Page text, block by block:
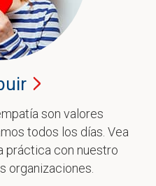
son valores
todos los días. Vea
práctica con nuestro
organizaciones.